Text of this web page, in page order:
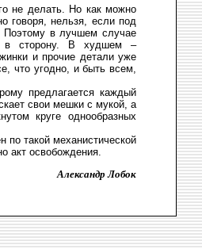
не делать. Но как можно
говоря, нельзя, если под
Поэтому в лучшем случае
в сторону. В худшем –
и прочие детали уже
что угодно, и быть всем,
предлагается каждый
свои мешки с мукой, а
круге однообразных
такой механистической
акт освобождения.
Александр Лобок